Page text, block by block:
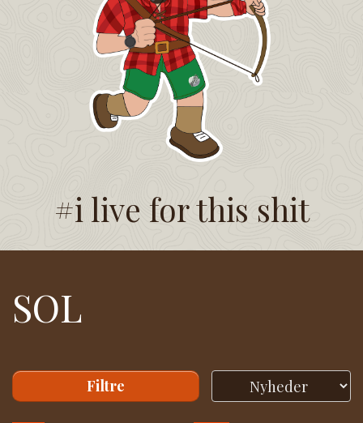
#i live for this shit
SOL
Filtre